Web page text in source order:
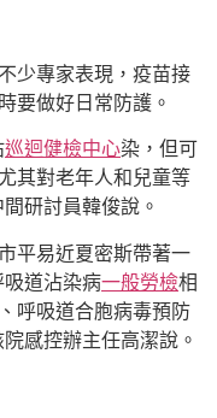
少專家表現，疫苗接
要做好日常防護。
巡迴健檢中心染，但可
其對老年人和兒童等
研討員韓俊說。
平易近夏密斯帶著一
道沾染病一般勞檢相
呼吸道合胞病毒預防
感控辦主任高潔說。